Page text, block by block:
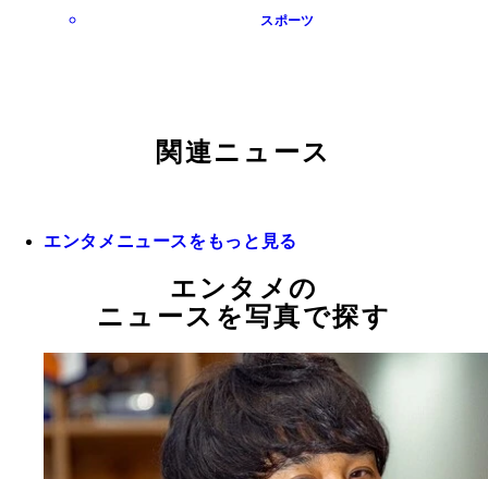
スポーツ
関連ニュース
エンタメニュースをもっと見る
エンタメの
ニュースを写真で探す